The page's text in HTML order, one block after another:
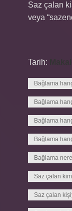
Saz çalan
veya
Tarih:
Bağlama
Bağlama
Bağlama
Bağlama
Bağlama
Saz çalan
Saz çalan